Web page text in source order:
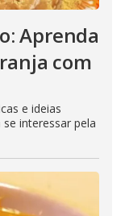
Aprenda
com
e ideias
interessar pela